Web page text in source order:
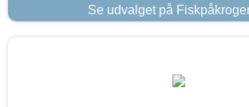
Se udvalget på